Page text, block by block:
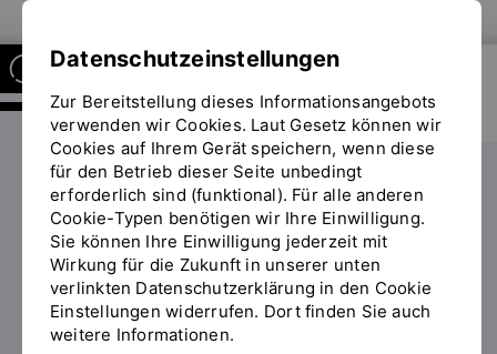
REGENSBURG SCHOOL OF
DIGITAL SCIENCES
FUTURE SKILLS ERWERBEN MIT
DER
Regensburg School of
Digital Sciences (RSDS)
Datenschutzeinstellungen
Zur Bereitstellung dieses Informationsangebots
verwenden wir Cookies. Laut Gesetz können wir
Cookies auf Ihrem Gerät speichern, wenn diese
für den Betrieb dieser Seite unbedingt
erforderlich sind (funktional). Für alle anderen
Cookie-Typen benötigen wir Ihre Einwilligung.
Sie können Ihre Einwilligung jederzeit mit
Wirkung für die Zukunft in unserer unten
verlinkten Datenschutzerklärung in den Cookie
Einstellungen widerrufen. Dort finden Sie auch
weitere Informationen.